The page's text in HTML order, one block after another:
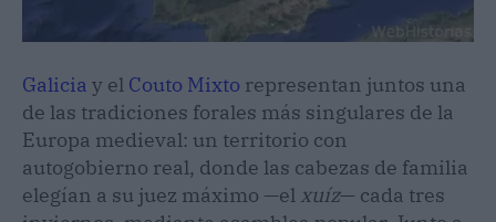
Galicia y el Couto Mixto representan juntos una
de las tradiciones forales más singulares de la
Europa medieval: un territorio con
autogobierno real, donde las cabezas de familia
elegían a su juez máximo —el xuíz— cada tres